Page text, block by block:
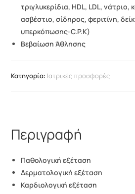
τριγλυκερίδια, HDL, LDL, νάτριο,
ασβέστιο, σίδηρος, φεριτίνη,
υπερκόπωσης-C.P.K)
Bεβαίωση Άθλησης
Κατηγορία: Ιατρικές προσφορές
Περιγραφή
Παθολογική εξέταση
Δερματολογική εξέταση
Καρδιολογική εξέταση